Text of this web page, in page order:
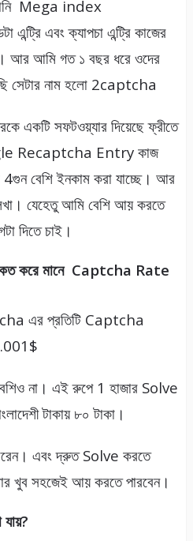
Mega index
এবং ক্যাপচা এন্ট্রি কাজের
আর আমি গত ১ বছর ধরে ওদের
সেটার নাম হলো 2captcha
একটি সফটওয়্যার দিয়েছে ফ্রীতে
Recaptcha Entry কাজ
4গুন বেশি ইনকাম করা যাচ্ছে। আর
যেহেতু আমি বেশি আয় করতে
দিতে চাই।
করে মানে Captcha Rate
এর প্রতিটি Captcha
না। এই রুপে 1 হাজার Solve
টাকায় ৮০ টাকা।
এবং দ্রুত Solve করতে
খুব সহজেই আয় করতে পারবেন।
যায়?